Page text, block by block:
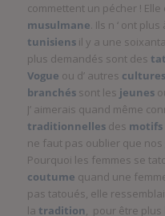
commettent un pécher ! Elle
musulmane. Ils n ‘ ont
tunisiensil y a une
plus demandés sont des
Vogue ou d’ autres cultures
branchéssont les jeunes
J’ aimerais quand même
traditionnellesdes motifs
ne faut pas oublier que nos
Pourquoi les femmes se
coutume quand une
pas tatoués, elle
la tradition, pour être plus